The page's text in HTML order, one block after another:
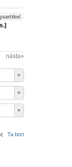
nästa»
Ta bort